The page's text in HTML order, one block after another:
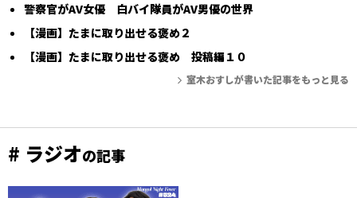
警察官がAV女優 白バイ隊員がAV男優の世界
【漫画】たまに取り出せる褒め２
【漫画】たまに取り出せる褒め 投稿編１０
室木おすしが書いた記事をもっと見る
# ラジオの記事